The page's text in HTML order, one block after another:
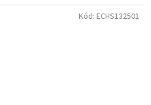
Kód: ECHS132501